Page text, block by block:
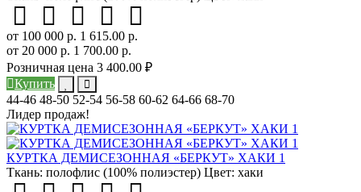
от 100 000 р. 1 615.00 р.
от 20 000 р. 1 700.00 р.
Розничная цена 3 400.00 ₽
Купить
44-46 48-50 52-54 56-58 60-62 64-66 68-70
Лидер продаж!
КУРТКА ДЕМИСЕЗОННАЯ «БЕРКУТ» ХАКИ 1
Ткань: полофлис (100% полиэстер) Цвет: хаки